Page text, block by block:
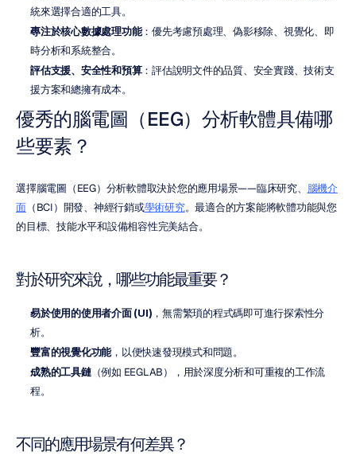
統來選擇合適的工具。
專注於核心數據處理功能：優先考慮預處理、偽影移除、視覺化、即
時分析和系統整合。
評估支援、安全性和預算：評估說明文件的品質、安全實踐、技術支
援方案和總擁有成本。
優秀的腦電圖（EEG）分析軟體具備哪
些要素？
選擇腦電圖（EEG）分析軟體取決於您的應用場景——臨床研究、 腦機介
面（BCI）開發、神經行銷或學術研究。最適合的方案能將軟體功能與您
的目標、技能水平和設備相容性完美結合。
對於研究來說，哪些功能最重要？
易於使用的使用者介面 (UI) ，無需繁瑣的程式碼即可進行探索性分
析。
豐富的視覺化功能，以便快速發現模式和問題。
成熟的工具鏈（例如 EEGLAB），用於深度分析和可重複的工作流
程。
不同的應用場景有何差異？